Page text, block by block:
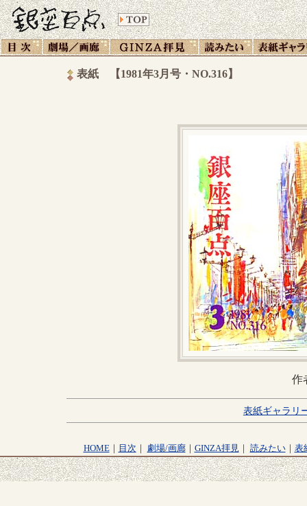
表紙 【1981年3月号・NO.316】
作
表紙ギャラリ
HOME｜ 目次 ｜ 劇場/画廊｜ GINZA拝見｜ 読みたい｜ 表